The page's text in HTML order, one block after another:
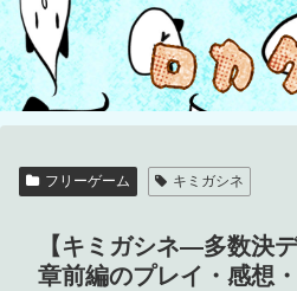
フリーゲーム キミガシネ
【キミガシネ―多数決
章前編のプレイ・感想